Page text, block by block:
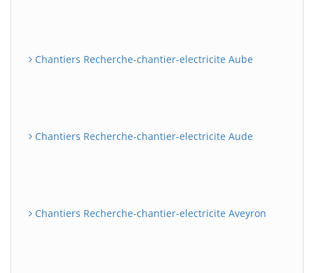
Chantiers Recherche-chantier-electricite Aube
Chantiers Recherche-chantier-electricite Aude
Chantiers Recherche-chantier-electricite Aveyron